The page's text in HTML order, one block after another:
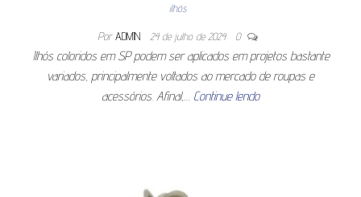
ilhós
Por ADMIN 24 de julho de 2024 0
Ilhós coloridos em SP podem ser aplicados em projetos bastante
variados, principalmente voltados ao mercado de roupas e
acessórios. Afinal,… Continue lendo